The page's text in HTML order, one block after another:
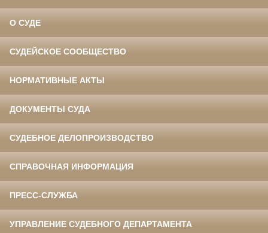
О СУДЕ
СУДЕЙСКОЕ СООБЩЕСТВО
НОРМАТИВНЫЕ АКТЫ
ДОКУМЕНТЫ СУДА
СУДЕБНОЕ ДЕЛОПРОИЗВОДСТВО
СПРАВОЧНАЯ ИНФОРМАЦИЯ
ПРЕСС-СЛУЖБА
УПРАВЛЕНИЕ СУДЕБНОГО ДЕПАРТАМЕНТА